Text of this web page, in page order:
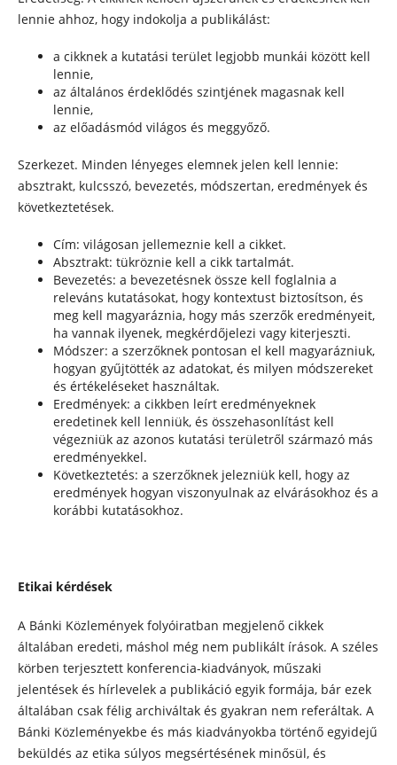
lennie ahhoz, hogy indokolja a publikálást:
a cikknek a kutatási terület legjobb munkái között kell
lennie,
az általános érdeklődés szintjének magasnak kell
lennie,
az előadásmód világos és meggyőző.
Szerkezet. Minden lényeges elemnek jelen kell lennie:
absztrakt, kulcsszó, bevezetés, módszertan, eredmények és
következtetések.
Cím: világosan jellemeznie kell a cikket.
Absztrakt: tükröznie kell a cikk tartalmát.
Bevezetés: a bevezetésnek össze kell foglalnia a
releváns kutatásokat, hogy kontextust biztosítson, és
meg kell magyaráznia, hogy más szerzők eredményeit,
ha vannak ilyenek, megkérdőjelezi vagy kiterjeszti.
Módszer: a szerzőknek pontosan el kell magyarázniuk,
hogyan gyűjtötték az adatokat, és milyen módszereket
és értékeléseket használtak.
Eredmények: a cikkben leírt eredményeknek
eredetinek kell lenniük, és összehasonlítást kell
végezniük az azonos kutatási területről származó más
eredményekkel.
Következtetés: a szerzőknek jelezniük kell, hogy az
eredmények hogyan viszonyulnak az elvárásokhoz és a
korábbi kutatásokhoz.
Etikai kérdések
A Bánki Közlemények folyóiratban megjelenő cikkek
általában eredeti, máshol még nem publikált írások. A széles
körben terjesztett konferencia-kiadványok, műszaki
jelentések és hírlevelek a publikáció egyik formája, bár ezek
általában csak félig archiváltak és gyakran nem referáltak. A
Bánki Közleményekbe és más kiadványokba történő egyidejű
beküldés az etika súlyos megsértésének minősül, és